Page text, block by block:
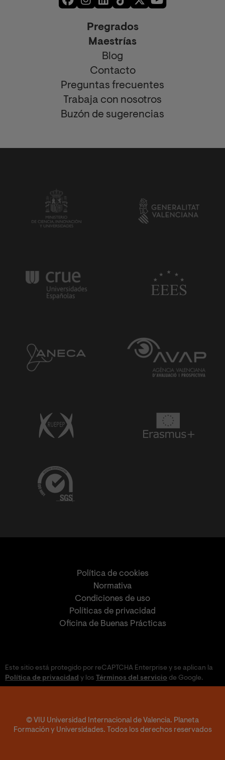
Pregrados
Maestrías
Blog
Contacto
Preguntas frecuentes
Trabaja con nosotros
Buzón de sugerencias
Política de cookies
Normativa
Condiciones de uso
Políticas de privacidad
Oficina de Buenas Prácticas
Este sitio está protegido por reCAPTCHA Enterprise y se aplican la
Política de privacidad y los Términos del servicio de Google.
© VIU Universidad Internacional de Valencia. Planeta
Formación y Universidades. Todos los derechos reservados